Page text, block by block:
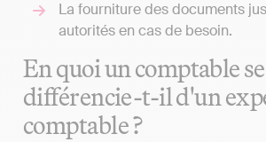
La fourniture des documents
autorités en cas de besoin.
En quoi un comptable se
différencie-t-il d'un
comptable ?